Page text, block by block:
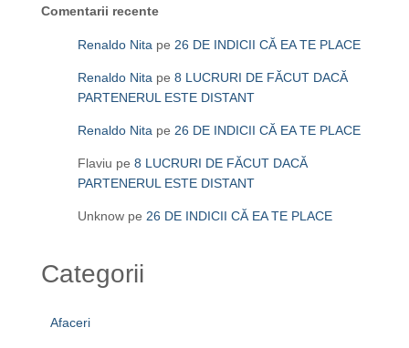
Comentarii recente
Renaldo Nita pe 26 DE INDICII CĂ EA TE PLACE
Renaldo Nita pe 8 LUCRURI DE FĂCUT DACĂ
PARTENERUL ESTE DISTANT
Renaldo Nita pe 26 DE INDICII CĂ EA TE PLACE
Flaviu pe 8 LUCRURI DE FĂCUT DACĂ
PARTENERUL ESTE DISTANT
Unknow pe 26 DE INDICII CĂ EA TE PLACE
Categorii
Afaceri